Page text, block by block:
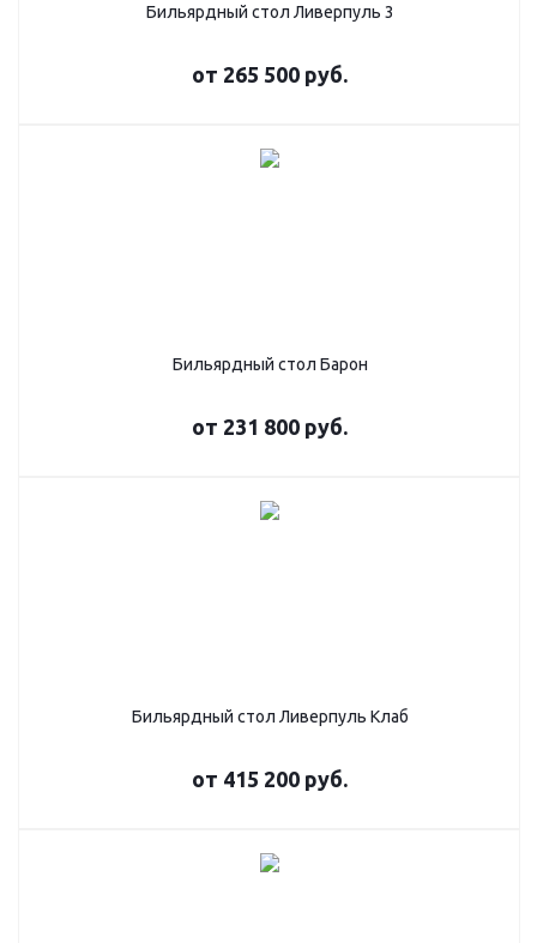
Бильярдный стол Ливерпуль 3
от 265 500 руб.
Бильярдный стол Барон
от 231 800 руб.
Бильярдный стол Ливерпуль Клаб
от 415 200 руб.